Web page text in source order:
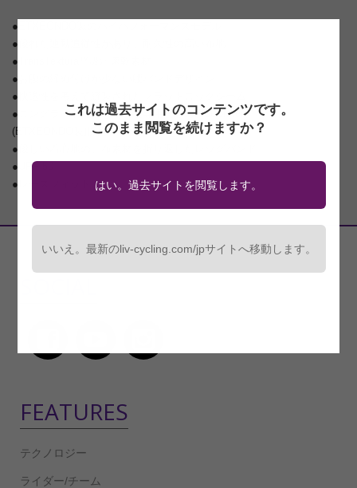
●ETXEONDO製のハイパフォーマンスモデル
●優れた運動追従性があり、耐久性の高い布地
●TransTextura™吸汗速乾素材
●お腹の締め付けが少ない腰バンドデザイン
●快適性を考えて縫製されたフラットロックシーム
●ロングライドに適した女性専用設計のProComfor™パッド
(ETXEONDO製)採用
●優しい着心地の、布素材を折り返したレッグバンド
●UPF 50
●レースフィット
FEATURES
テクノロジー
ライダー/チーム
これは過去サイトのコンテンツです。
このまま閲覧を続けますか？
はい。過去サイトを閲覧します。
いいえ。最新のliv-cycling.com/jpサイトへ移動します。